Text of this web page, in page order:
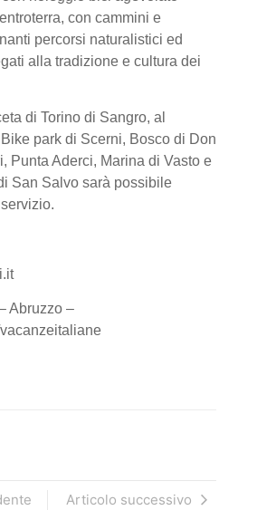
con cammini e
percorsi naturalistici ed
alla tradizione e cultura dei
di Torino di Sangro, al
park di Scerni, Bosco di Don
Punta Aderci, Marina di Vasto e
San Salvo sarà possibile
Abruzzo –
Articolo successivo